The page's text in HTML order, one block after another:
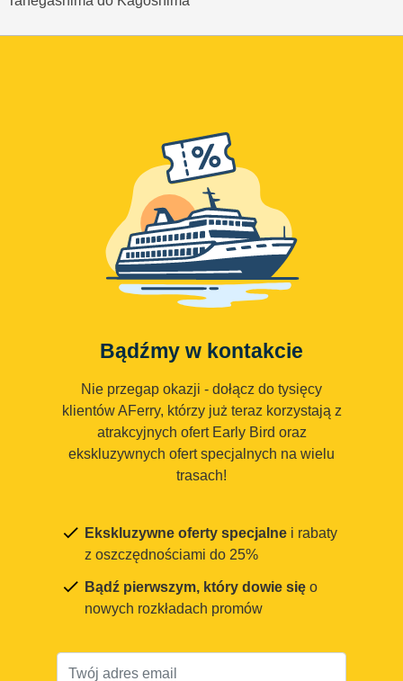
Bądźmy w kontakcie
Nie przegap okazji - dołącz do tysięcy
klientów AFerry, którzy już teraz korzystają z
atrakcyjnych ofert Early Bird oraz
ekskluzywnych ofert specjalnych na wielu
trasach!
Ekskluzywne oferty specjalne i rabaty
z oszczędnościami do 25%
Bądź pierwszym, który dowie się o
nowych rozkładach promów